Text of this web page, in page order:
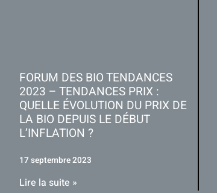
FORUM DES BIO TENDANCES
2023 – TENDANCES PRIX :
QUELLE ÉVOLUTION DU PRIX DE
LA BIO DEPUIS LE DÉBUT
L’INFLATION ?
17 septembre 2023
Lire la suite »